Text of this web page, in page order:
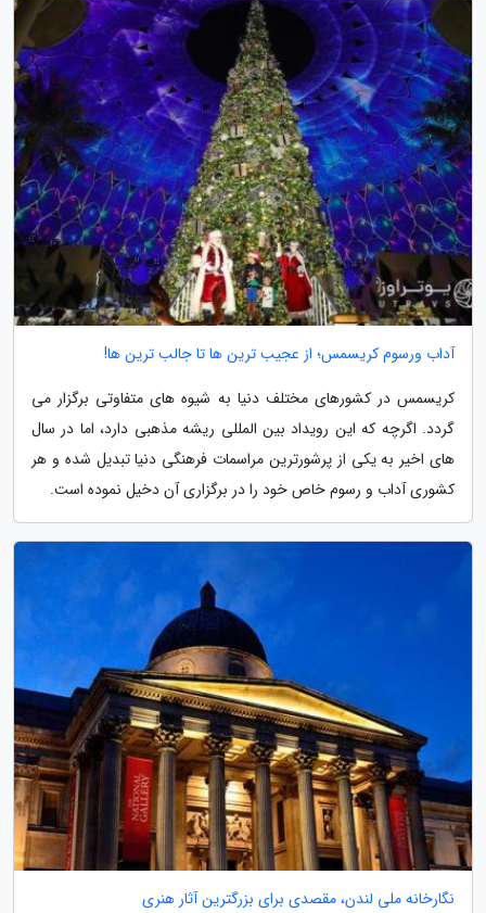
آداب ورسوم کریسمس؛ از عجیب ترین ها تا جالب ترین ها!
کریسمس در کشورهای مختلف دنیا به شیوه های متفاوتی برگزار می
گردد. اگرچه که این رویداد بین المللی ریشه مذهبی دارد، اما در سال
های اخیر به یکی از پرشورترین مراسمات فرهنگی دنیا تبدیل شده و هر
کشوری آداب و رسوم خاص خود را در برگزاری آن دخیل نموده است.
نگارخانه ملی لندن، مقصدی برای بزرگترین آثار هنری